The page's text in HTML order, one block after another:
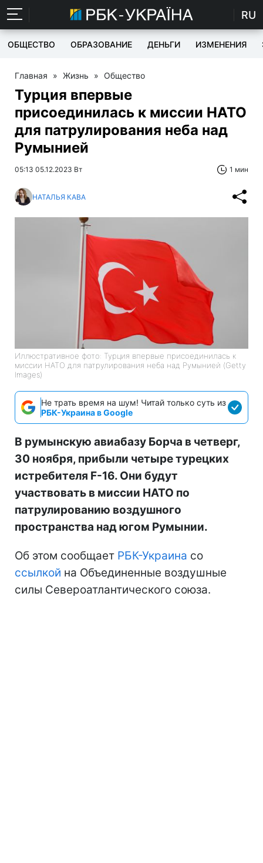
RU
ОБЩЕСТВО ОБРАЗОВАНИЕ ДЕНЬГИ ИЗМЕНЕНИЯ
Главная » Жизнь » Общество
Турция впервые
присоединилась к миссии НАТО
для патрулирования неба над
Румынией
05:13 05.12.2023 Вт 1 мин
НАТАЛЬЯ КАВА
Иллюстративное фото: Турция впервые присоединилась к
миссии НАТО для патрулирования неба над Румынией (Getty
Images)
Не трать время на шум! Читай только суть из
РБК-Украина в Google
В румынскую авиабазу Борча в четверг,
30 ноября, прибыли четыре турецких
истребителя F-16. Они будут
участвовать в миссии НАТО по
патрулированию воздушного
пространства над югом Румынии.
Об этом сообщает РБК-Украина со
ссылкой на Объединенные воздушные
силы Североатлантического союза.